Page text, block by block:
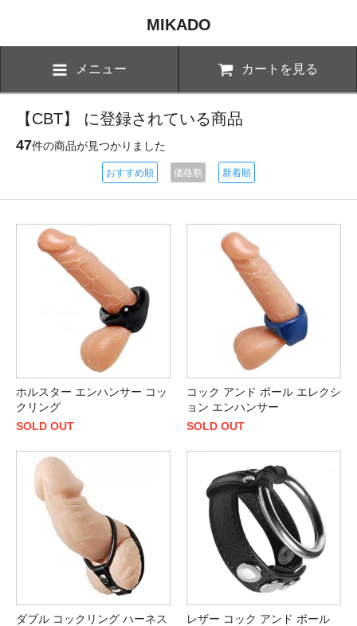
MIKADO
メニュー カートを見る
【CBT】 に登録されている商品
47件の商品が見つかりました
おすすめ順 価格順 新着順
ホルスター エンハンサー コッ
クリング
SOLD OUT
コック アンド ボール エレクシ
ョン エンハンサー
SOLD OUT
ダブル コックリング ハーネス
レザー コック アンド ボール